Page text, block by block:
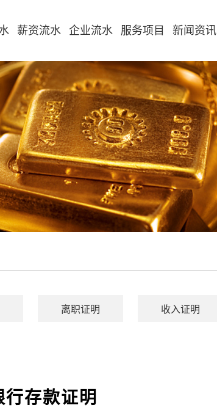
薪资流水 企业流水 服务项目 新闻资讯
离职证明 收入证明
存款证明